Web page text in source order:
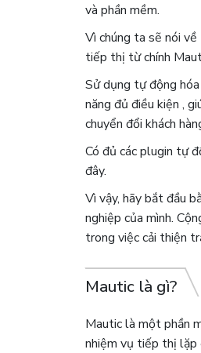
và phần mềm.
Vì chúng ta sẽ nói
tiếp thị từ chính
Sử dụng tự động
năng đủ điều kiện ,
chuyển đổi khách
Có đủ các plugin tự
đây.
Vì vậy, hãy bắt đầu
nghiệp của mình.
trong việc cải thiện
Mautic là gì?
Mautic là một phần
nhiệm vụ tiếp thị lặp